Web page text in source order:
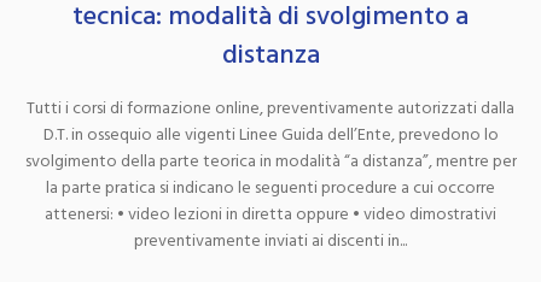
tecnica: modalità di svolgimento a
distanza
Tutti i corsi di formazione online, preventivamente autorizzati dalla
D.T. in ossequio alle vigenti Linee Guida dell’Ente, prevedono lo
svolgimento della parte teorica in modalità “a distanza”, mentre per
la parte pratica si indicano le seguenti procedure a cui occorre
attenersi: • video lezioni in diretta oppure • video dimostrativi
preventivamente inviati ai discenti in...